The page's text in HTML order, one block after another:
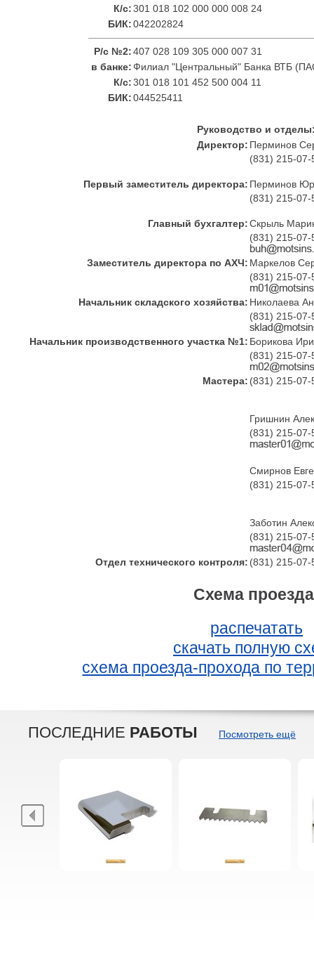
К/с:301 018 102 000 000 008 24
БИК:042202824
Р/с №2:407 028 109 305 000 007 31
в банке:Филиал "Центральный" Банка ВТБ
К/с:301 018 101 452 500 004 11
БИК:044525411
Руководство и
Директор: Перминов
(831) 215-
Первый заместитель директора: Перминов
(831) 215-
Главный бухгалтер:Скрыль
(831) 215-
Заместитель директора по АХЧ: Маркелов
(831) 215-07-
Начальник складского хозяйства: Николаева
(831) 215-
Начальник производственного участка №1: Борикова
(831) 215-07-
Мастера: (831) 215-
Гришнин
(831) 215-
Смирнов
(831) 215-
Заботин
(831) 215-
Отдел технического контроля: (831) 215-
Схема
распечатать
скачать полную
схема проезда-прохода по
ПОСЛЕДНИЕ РАБОТЫ Посмотреть ещё